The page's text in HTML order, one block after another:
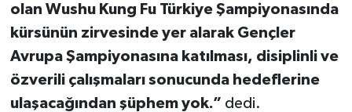
olan Wushu Kung Fu Türkiye Şampiyonasında
kürsünün zirvesinde yer alarak Gençler
Avrupa Şampiyonasına katılması, disiplinli ve
özverili çalışmaları sonucunda hedeflerine
ulaşacağından şüphem yok.” dedi.